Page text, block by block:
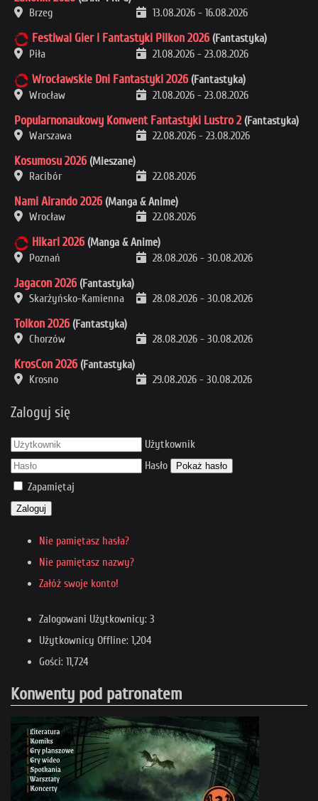
Brzeg
13.08.2026 - 16.08.2026
Festiwal Gier i Fantastyki Pilkon 2026 (Fantastyka)
Piła
21.08.2026 - 23.08.2026
Wrocławskie Dni Fantastyki 2026 (Fantastyka)
Wrocław
21.08.2026 - 23.08.2026
Popularnonaukowy Konwent Fantastyki Lustro 2 (Fantastyka)
Warszawa
22.08.2026 - 23.08.2026
Kosumosu 2026 (Mieszane)
Racibór
22.08.2026
Nami Airando 2026 (Manga & Anime)
Wrocław
22.08.2026
Hikari 2026 (Manga & Anime)
Poznań
28.08.2026 - 30.08.2026
Jagacon 2026 (Fantastyka)
Skarżyńsko-Kamienna
28.08.2026 - 30.08.2026
Tolkon 2026 (Fantastyka)
Chorzów
28.08.2026 - 30.08.2026
KrosCon 2026 (Fantastyka)
Krosno
29.08.2026 - 30.08.2026
Zaloguj się
Użytkownik
Hasło
Pokaż hasło
Zapamiętaj
Zaloguj
Nie pamiętasz hasła?
Nie pamiętasz nazwy?
Załóż swoje konto!
Zalogowani Użytkownicy: 3
Użytkownicy Offline: 1,204
Gości: 11,724
Konwenty pod patronatem